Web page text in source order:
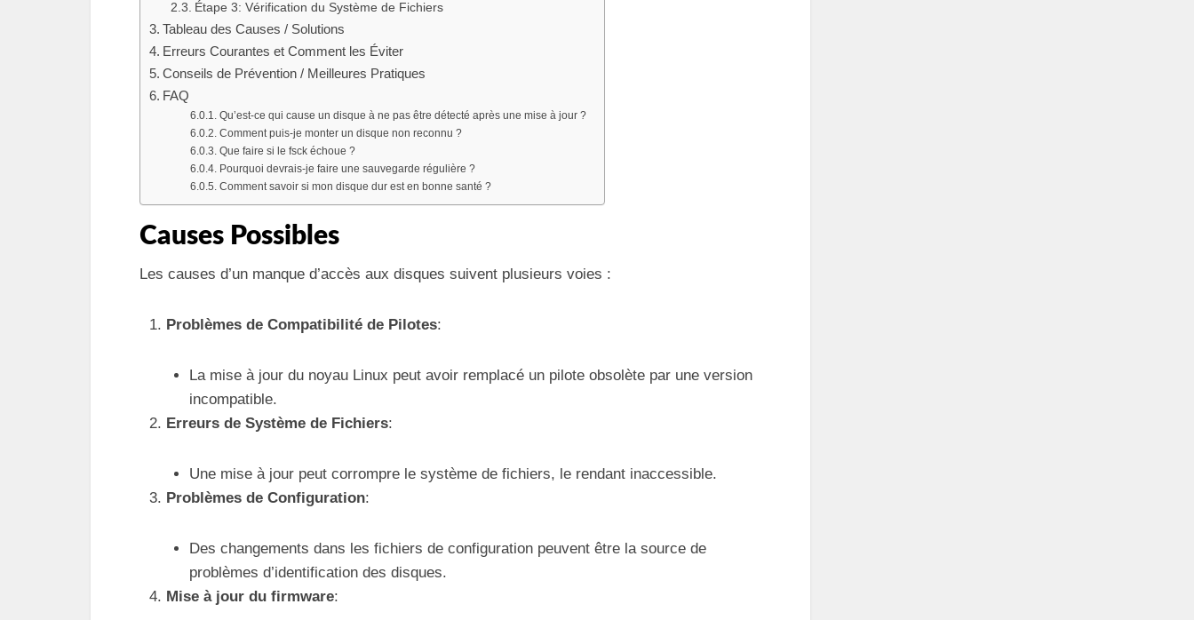
Étape 3: Vérification du Système de Fichiers
Tableau des Causes / Solutions
Erreurs Courantes et Comment les Éviter
Conseils de Prévention / Meilleures Pratiques
FAQ
Qu’est-ce qui cause un disque à ne pas être détecté après une mise à jour ?
Comment puis-je monter un disque non reconnu ?
Que faire si le fsck échoue ?
Pourquoi devrais-je faire une sauvegarde régulière ?
Comment savoir si mon disque dur est en bonne santé ?
Causes Possibles
Les causes d’un manque d’accès aux disques suivent plusieurs voies :
Problèmes de Compatibilité de Pilotes:
La mise à jour du noyau Linux peut avoir remplacé un pilote obsolète par une version
incompatible.
Erreurs de Système de Fichiers:
Une mise à jour peut corrompre le système de fichiers, le rendant inaccessible.
Problèmes de Configuration:
Des changements dans les fichiers de configuration peuvent être la source de
problèmes d’identification des disques.
Mise à jour du firmware: